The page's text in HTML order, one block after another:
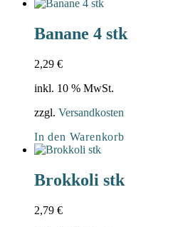
Banane 4 stk
2,29 €
inkl. 10 % MwSt.
zzgl. Versandkosten
In den Warenkorb
Brokkoli stk
2,79 €